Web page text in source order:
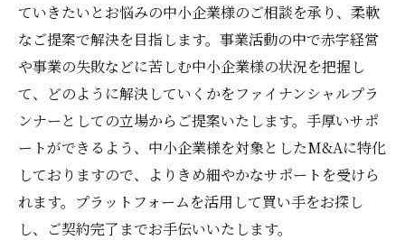
ていきたいとお悩みの中小企業様のご相談を承り、柔軟
なご提案で解決を目指します。事業活動の中で赤字経営
や事業の失敗などに苦しむ中小企業様の状況を把握し
て、どのように解決していくかをファイナンシャルプラ
ンナーとしての立場からご提案いたします。手厚いサポ
ートができるよう、中小企業様を対象としたM&Aに特化
しておりますので、よりきめ細やかなサポートを受けら
れます。プラットフォームを活用して買い手をお探し
し、ご契約完了までお手伝いいたします。